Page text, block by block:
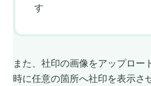
す
また、社印の画像をアップロー
時に任意の箇所へ社印を表示さ